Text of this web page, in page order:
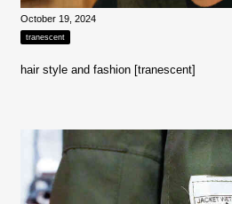
October 19, 2024
tranescent
hair style and fashion [tranescent]